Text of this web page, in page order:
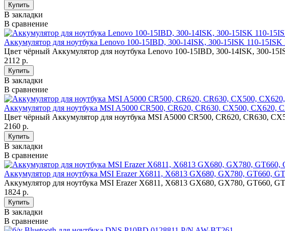
В закладки
В сравнение
Аккумулятор для ноутбука Lenovo 100-15IBD, 300-14ISK, 300-15ISK 110-
Цвет чёрный Аккумулятор для ноутбука Lenovo 100-15IBD, 300-14ISK, 300-
2112 р.
В закладки
В сравнение
Аккумулятор для ноутбука MSI A5000 CR500, CR620, CR630, CX500, CX620,
Цвет чёрный Аккумулятор для ноутбука MSI A5000 CR500, CR620, CR630,
2160 р.
В закладки
В сравнение
Аккумулятор для ноутбука MSI Erazer X6811, X6813 GX680, GX780, GT660,
Аккумулятор для ноутбука MSI Erazer X6811, X6813 GX680, GX780, GT660,
1824 р.
В закладки
В сравнение